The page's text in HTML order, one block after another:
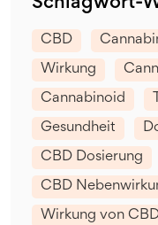
CBD
Wirkung
Cannabinoid
Gesundheit
CBD Dosierung
CBD
Wirkung von